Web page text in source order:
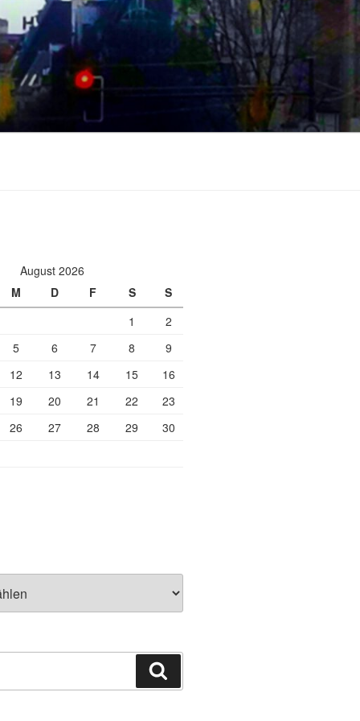
August 2026
M
D F S
S
1
2
5
6 7 8
9
12
13 14 15
16
19
20 21 22
23
26
27 28 29 30